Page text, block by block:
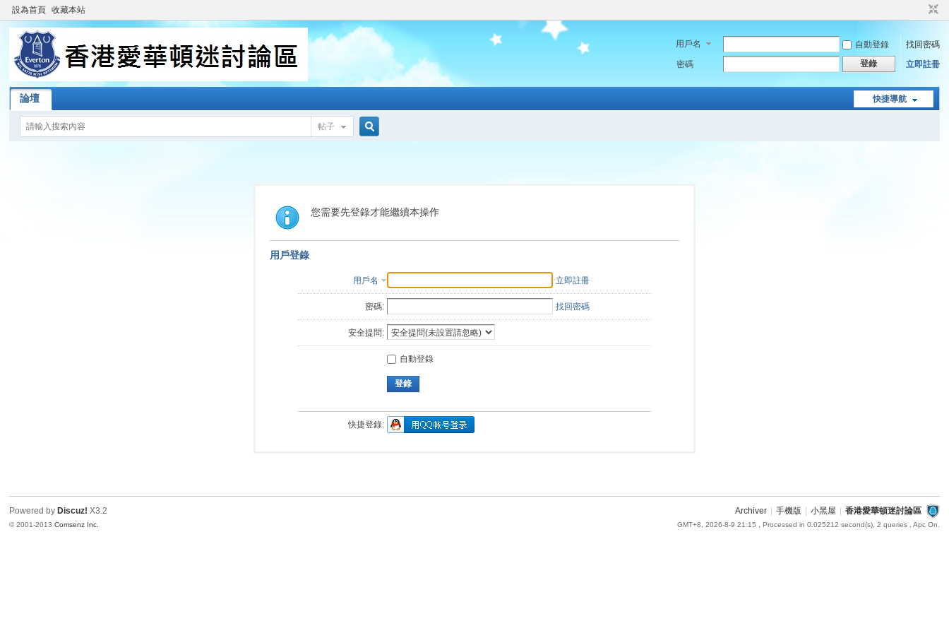
設為首頁 收藏本站
用戶名 自動登錄
找回密碼
密碼
登錄 立即註冊
快捷導航
論壇
帖子
索
您需要先登錄才能繼續本操作
用戶登錄
用戶名 立即註冊
密碼: 找回密碼
安全提問:
自動登錄
登錄
快捷登錄:
Archiver 手機版 小黑屋 香港愛華頓迷討論區
GMT+8, 2026-8-9 21:15 , Processed in 0.025212 second(s), 2 queries , Apc On.
Powered by Discuz! X3.2
© 2001-2013Comsenz Inc.